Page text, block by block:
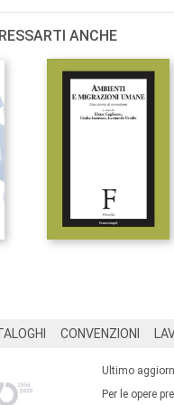
ANCHE
CONVENZIONI
Ultimo
Per le opere